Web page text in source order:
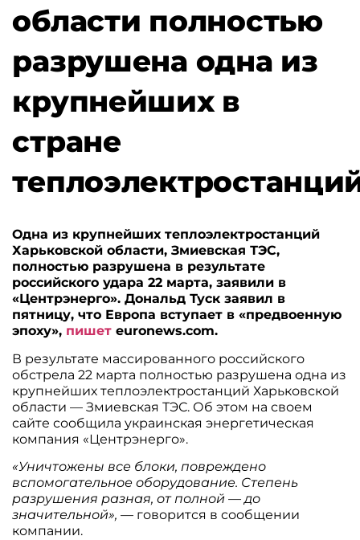
области полностью
разрушена одна из
крупнейших в
стране
Одна из крупнейших теплоэлектростанций
Харьковской области, Змиевская ТЭС,
полностью разрушена в результате
российского удара 22 марта, заявили в
«Центрэнерго». Дональд Туск заявил в
пятницу, что Европа вступает в «предвоенную
эпоху», пишет euronews.com.
В результате массированного российского
обстрела 22 марта полностью разрушена одна из
крупнейших теплоэлектростанций Харьковской
области — Змиевская ТЭС. Об этом на своем
сайте сообщила украинская энергетическая
компания «Центрэнерго».
«Уничтожены все блоки, повреждено
вспомогательное оборудование. Степень
разрушения разная, от полной — до
значительной», — говорится в сообщении
компании.